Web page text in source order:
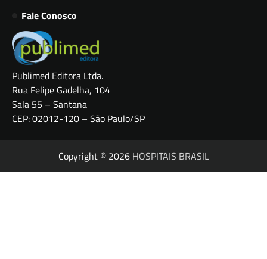
Fale Conosco
Publimed Editora Ltda.
Rua Felipe Gadelha, 104
Sala 55 – Santana
CEP: 02012-120 – São Paulo/SP
Copyright © 2026 HOSPITAIS BRASIL